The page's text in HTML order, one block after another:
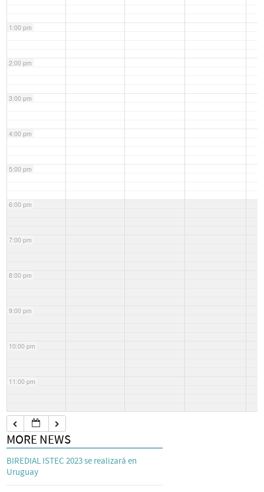
1:00 pm
2:00 pm
3:00 pm
4:00 pm
5:00 pm
6:00 pm
7:00 pm
8:00 pm
9:00 pm
10:00 pm
11:00 pm
MORE NEWS
BIREDIAL ISTEC 2023 se realizará en
Uruguay